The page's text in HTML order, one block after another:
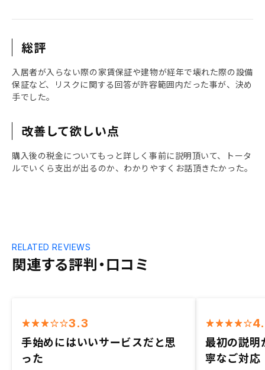
総評
入居者が入らない際の家賃保証や建物が経年で壊れた際の設備
保証など、リスクに関する回答が許容範囲内だった事が、決め
手でした。
改善して欲しい点
購入後の税金についてもっと詳しく事前に説明頂いて、トータ
ルでいくら支出が出るのか、わかりやすくお話頂きたかった。
関連する評判・口コミ
RELATED REVIEWS
3.3
手始めにはいいサービスだと思
った
最初の説明
寧なご対応